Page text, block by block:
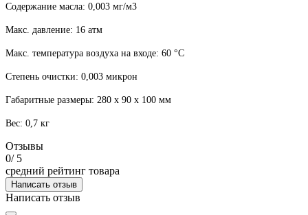
Содержание масла: 0,003 мг/м3
Макс. давление: 16 атм
Макс. температура воздуха на входе: 60 °C
Степень очистки: 0,003 микрон
Габаритные размеры: 280 х 90 x 100 мм
Вес: 0,7 кг
Отзывы
0/ 5
средний рейтинг товара
Написать отзыв
Написать отзыв